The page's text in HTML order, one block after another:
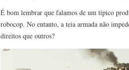
É bom lembrar que falamos de um típico
robocop. No entanto, a teia armada não
direitos que outros?